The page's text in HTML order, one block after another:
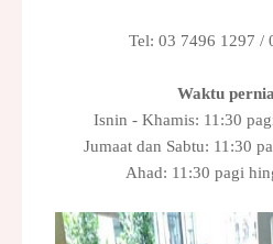
Tel: 03 7496 1297 /
Waktu
Isnin - Khamis: 11:30
Jumaat dan Sabtu: 11:30
Ahad: 11:30 pagi